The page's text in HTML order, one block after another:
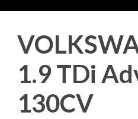
1.9 TDi
130CV